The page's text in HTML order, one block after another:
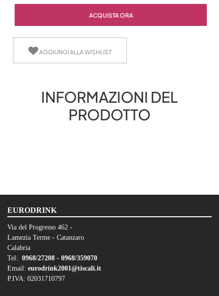
ACQUISTA ORA
AGGIUNGI ALLA WISHLIST
INFORMAZIONI DEL
PRODOTTO
EURODRINK
Via del Progresso 462 -
Lamezia Terme - Catanzaro
Calabria
Tel: 0968/27208 - 0968/359070
Email: eurodrink2001@tiscali.it
P.IVA: 02031710797